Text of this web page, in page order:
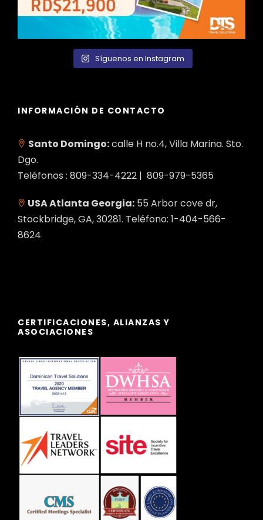
Síguenos en Instagram
INFORMACIÓN DE CONTACTO
Santo Domingo:calle H no.4, Villa Marina. Sto.
Dgo.
Teléfonos : 809-334-4222 | 809-979-5365
USA Atlanta Georgia: 55 Arbor cove dr,
Stockbridge, GA, 30281. Teléfono: 1-404-566-
8624
CERTIFICACIONES, ALIANZAS Y
ASOCIACIONES